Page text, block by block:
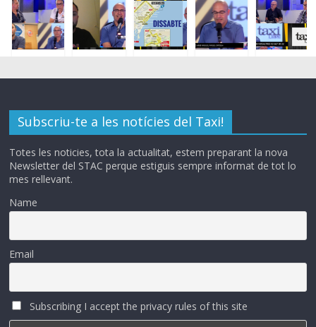
Subscriu-te a les notícies del Taxi!
Totes les noticies, tota la actualitat, estem preparant la nova
Newsletter del STAC perque estiguis sempre informat de tot lo
mes rellevant.
Name
Email
Subscribing I accept the privacy rules of this site